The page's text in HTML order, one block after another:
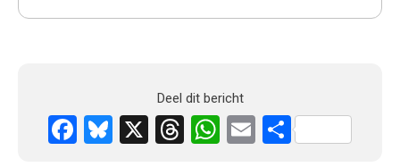
Deel dit bericht
Facebook
Bluesky
X Threads
WhatsApp
EmailDelen